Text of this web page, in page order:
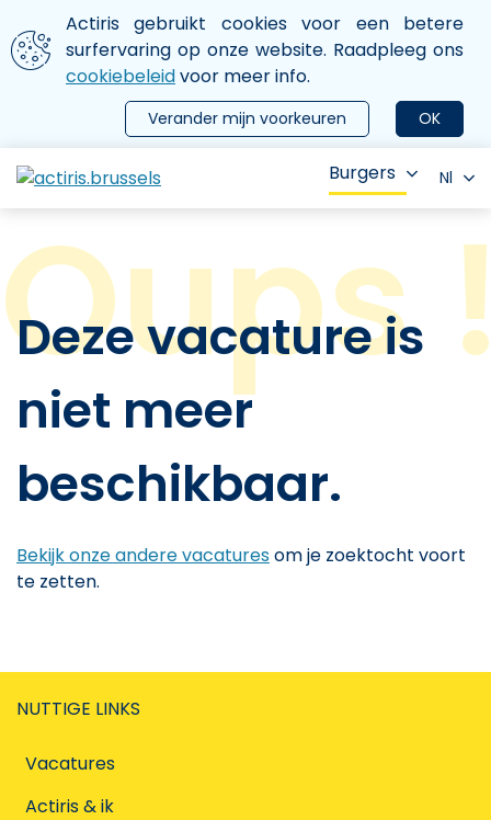
Aller au contenu principal
We gebruiken cookies
Actiris gebruikt cookies voor een betere
surfervaring op onze website. Raadpleeg ons
cookiebeleidvoor meer info.
OK
Verander mijn voorkeuren
le menu
Burgers Nl
Deze vacature is
niet meer
beschikbaar.
Bekijk onze andere vacaturesom je zoektocht voort
te zetten.
NUTTIGE LINKS
Vacatures
Actiris & ik